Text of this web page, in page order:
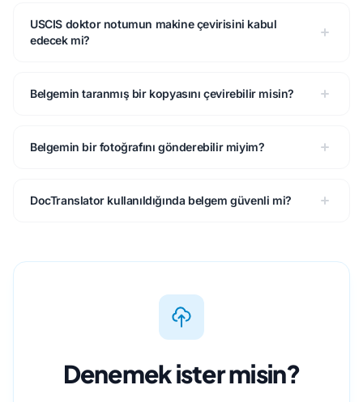
USCIS doktor notumun makine çevirisini kabul
edecek mi?
Belgemin taranmış bir kopyasını çevirebilir misin?
Belgemin bir fotoğrafını gönderebilir miyim?
DocTranslator kullanıldığında belgem güvenli mi?
Denemek ister misin?